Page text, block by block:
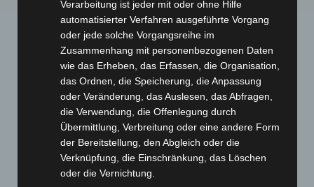
Webseite
Cashback-Aktion
Händler werden
Verarbeitung ist jeder mit oder ohne Hilfe
automatisierter Verfahren ausgeführte Vorgang
oder jede solche Vorgangsreihe im
Zusammenhang mit personenbezogenen Daten
wie das Erheben, das Erfassen, die Organisation,
das Ordnen, die Speicherung, die Anpassung
oder Veränderung, das Auslesen, das Abfragen,
die Verwendung, die Offenlegung durch
Übermittlung, Verbreitung oder eine andere Form
der Bereitstellung, den Abgleich oder die
Verknüpfung, die Einschränkung, das Löschen
oder die Vernichtung.